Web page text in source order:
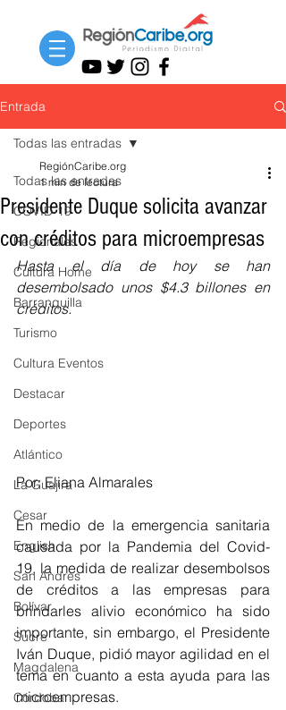
Entrada
Todas las entradas
COVID-19
Regionales
Cultura Home
Barranquilla
Turismo
Cultura Eventos
Destacar
Deportes
Atlántico
La Guajira
Cesar
English
San Andres
Bolívar
Sucre
Magdalena
Córdoba
Todas las entradas
Presidente Duque solicita avanzar
con créditos para microempresas
RegiónCaribe.org
1 min de lectura
Hasta el día de hoy se han
desembolsado unos $4.3 billones en
créditos.
Por: Eliana Almarales
En medio de la emergencia sanitaria
causada por la Pandemia del Covid-
19, la medida de realizar desembolsos
de créditos a las empresas para
brindarles alivio económico ha sido
importante, sin embargo, el Presidente
Iván Duque, pidió mayor agilidad en el
tema en cuanto a esta ayuda para las
microempresas.